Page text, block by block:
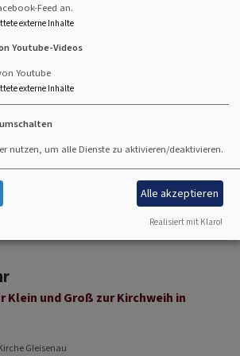
Kirchenkaffee
Kirchenkaffee
Hallstadt
und Groß zur Kirchweih in
Gleisenau
Feed an.
externe Inhalte
Youtube-Videos
Youtube
externe Inhalte
nutzen, um alle Dienste zu aktivieren/deaktivieren.
Alle akzeptieren
Realisiert mit Klaro!